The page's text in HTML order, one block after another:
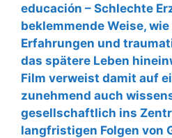
educación – Schlechte
beklemmende Weise,
Erfahrungen und
das spätere Leben
Film verweist damit auf
zunehmend auch
gesellschaftlich ins
langfristigen Folgen von